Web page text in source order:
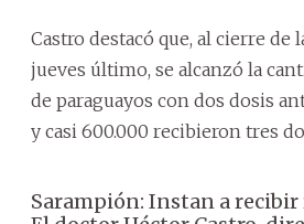
Castro destacó que, al cierre de
jueves último, se alcanzó la
de paraguayos con dos dosis
y casi 600.000 recibieron tres
Sarampión: Instan a recibir